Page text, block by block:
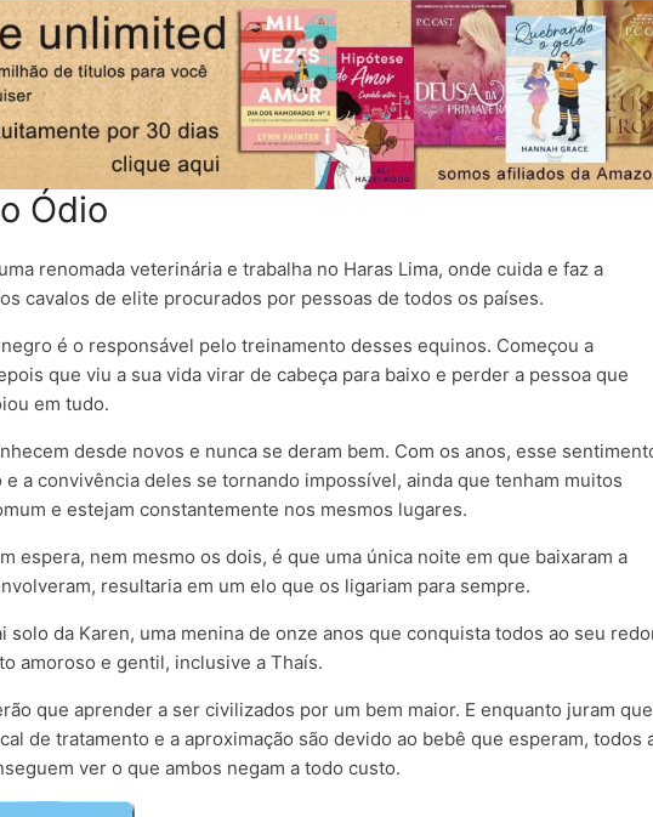
Ódio
renomada veterinária e trabalha no Haras Lima, onde cuida e faz a
cavalos de elite procurados por pessoas de todos os países.
é o responsável pelo treinamento desses equinos. Começou a
que viu a sua vida virar de cabeça para baixo e perder a pessoa que
em tudo.
desde novos e nunca se deram bem. Com os anos, esse
a convivência deles se tornando impossível, ainda que tenham muitos
e estejam constantemente nos mesmos lugares.
espera, nem mesmo os dois, é que uma única noite em que baixaram a
resultaria em um elo que os ligariam para sempre.
solo da Karen, uma menina de onze anos que conquista todos ao seu
amoroso e gentil, inclusive a Thaís.
que aprender a ser civilizados por um bem maior. E enquanto juram
de tratamento e a aproximação são devido ao bebê que esperam, todos
ver o que ambos negam a todo custo.